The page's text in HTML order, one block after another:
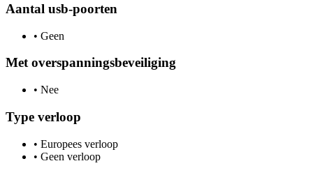
Aantal usb-poorten
• Geen
Met overspanningsbeveiliging
• Nee
Type verloop
• Europees verloop
• Geen verloop